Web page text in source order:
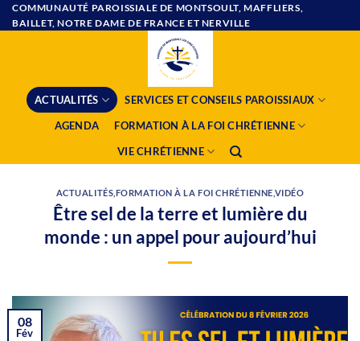
Passer
au
COMMUNAUTÉ PAROISSIALE DE MONTSOULT, MAFFLIERS,
BAILLET, NOTRE DAME DE FRANCE ET NERVILLE
ACTUALITÉS
SERVICES ET CONSEILS PAROISSIAUX
AGENDA
FORMATION À LA FOI CHRÉTIENNE
VIE CHRÉTIENNE
ACTUALITÉS FORMATION À LA FOI CHRÉTIENNE VIDÉO
Être sel de la terre et lumière du
monde : un appel pour aujourd’hui
08
Fév